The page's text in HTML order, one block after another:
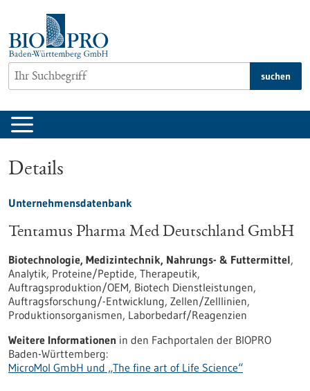
springen
suchen
Details
Unternehmensdatenbank
Tentamus Pharma Med Deutsch­land GmbH
Biotechnologie, Medizintechnik, Nahrungs- & Futtermittel,
Analytik, Proteine/Peptide, Therapeutik,
Auftragsproduktion/OEM, Biotech Dienstleistungen,
Auftragsforschung/-Entwicklung, Zellen/Zelllinien,
Produktionsorganismen, Laborbedarf/Reagenzien
Weitere Informationen in den Fachportalen der BIOPRO
Baden-Württemberg:
MicroMol GmbH und „The fine art of Life Science“